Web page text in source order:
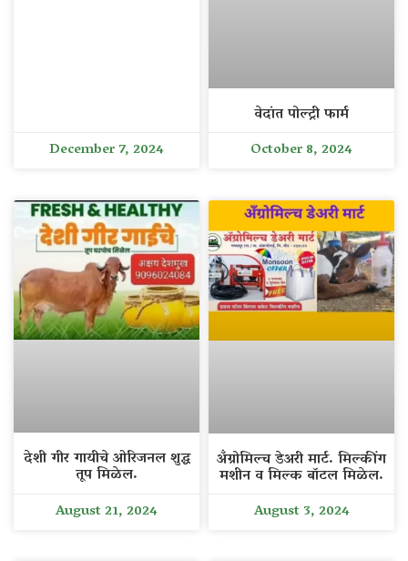
December 7, 2024
वेदांत पोल्ट्री फार्म
October 8, 2024
देशी गीर गायीचे ओरिजनल शुद्ध
तूप मिळेल.
August 21, 2024
अँग्रोमिल्च डेअरी मार्ट. मिल्कींग
मशीन व मिल्क बॉटल मिळेल.
August 3, 2024